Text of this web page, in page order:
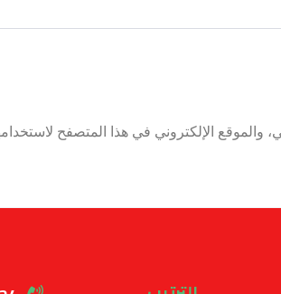
والموقع الإلكتروني في هذا المتصفح